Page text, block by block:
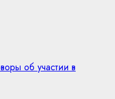
об участии в